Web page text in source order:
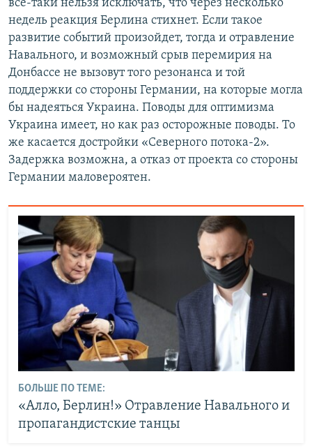
все-таки нельзя исключать, что через несколько
недель реакция Берлина стихнет. Если такое
развитие событий произойдет, тогда и отравление
Навального, и возможный срыв перемирия на
Донбассе не вызовут того резонанса и той
поддержки со стороны Германии, на которые могла
бы надеяться Украина. Поводы для оптимизма
Украина имеет, но как раз осторожные поводы. То
же касается достройки «Северного потока-2».
Задержка возможна, а отказ от проекта со стороны
Германии маловероятен.
БОЛЬШЕ ПО ТЕМЕ:
«Алло, Берлин!» Отравление Навального и
пропагандистские танцы